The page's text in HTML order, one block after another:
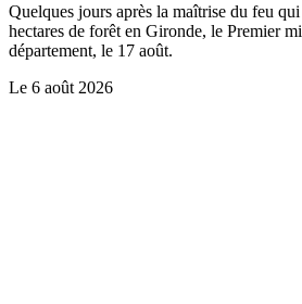
Quelques jours après la maîtrise du feu
hectares de forêt en Gironde, le Premier
département, le 17 août.
Le 6 août 2026